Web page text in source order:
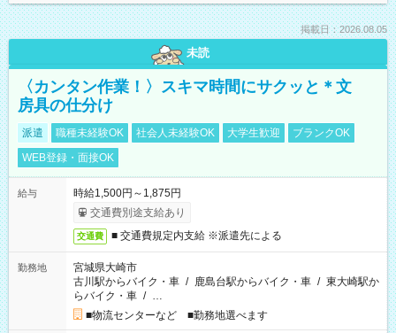
掲載日：2026.08.05
未読
〈カンタン作業！〉スキマ時間にサクッと＊文
房具の仕分け
派遣 職種未経験OK 社会人未経験OK 大学生歓迎
ブランクOK
WEB登録・面接OK
給与
時給1,500円～1,875円
交通費別途支給あり
交通費 ■ 交通費規定内支給 ※派遣先による
勤務地
宮城県大崎市
古川駅からバイク・車 / 鹿島台駅からバイク・車 / 東大崎駅か
らバイク・車 / …
■物流センターなど ■勤務地選べます